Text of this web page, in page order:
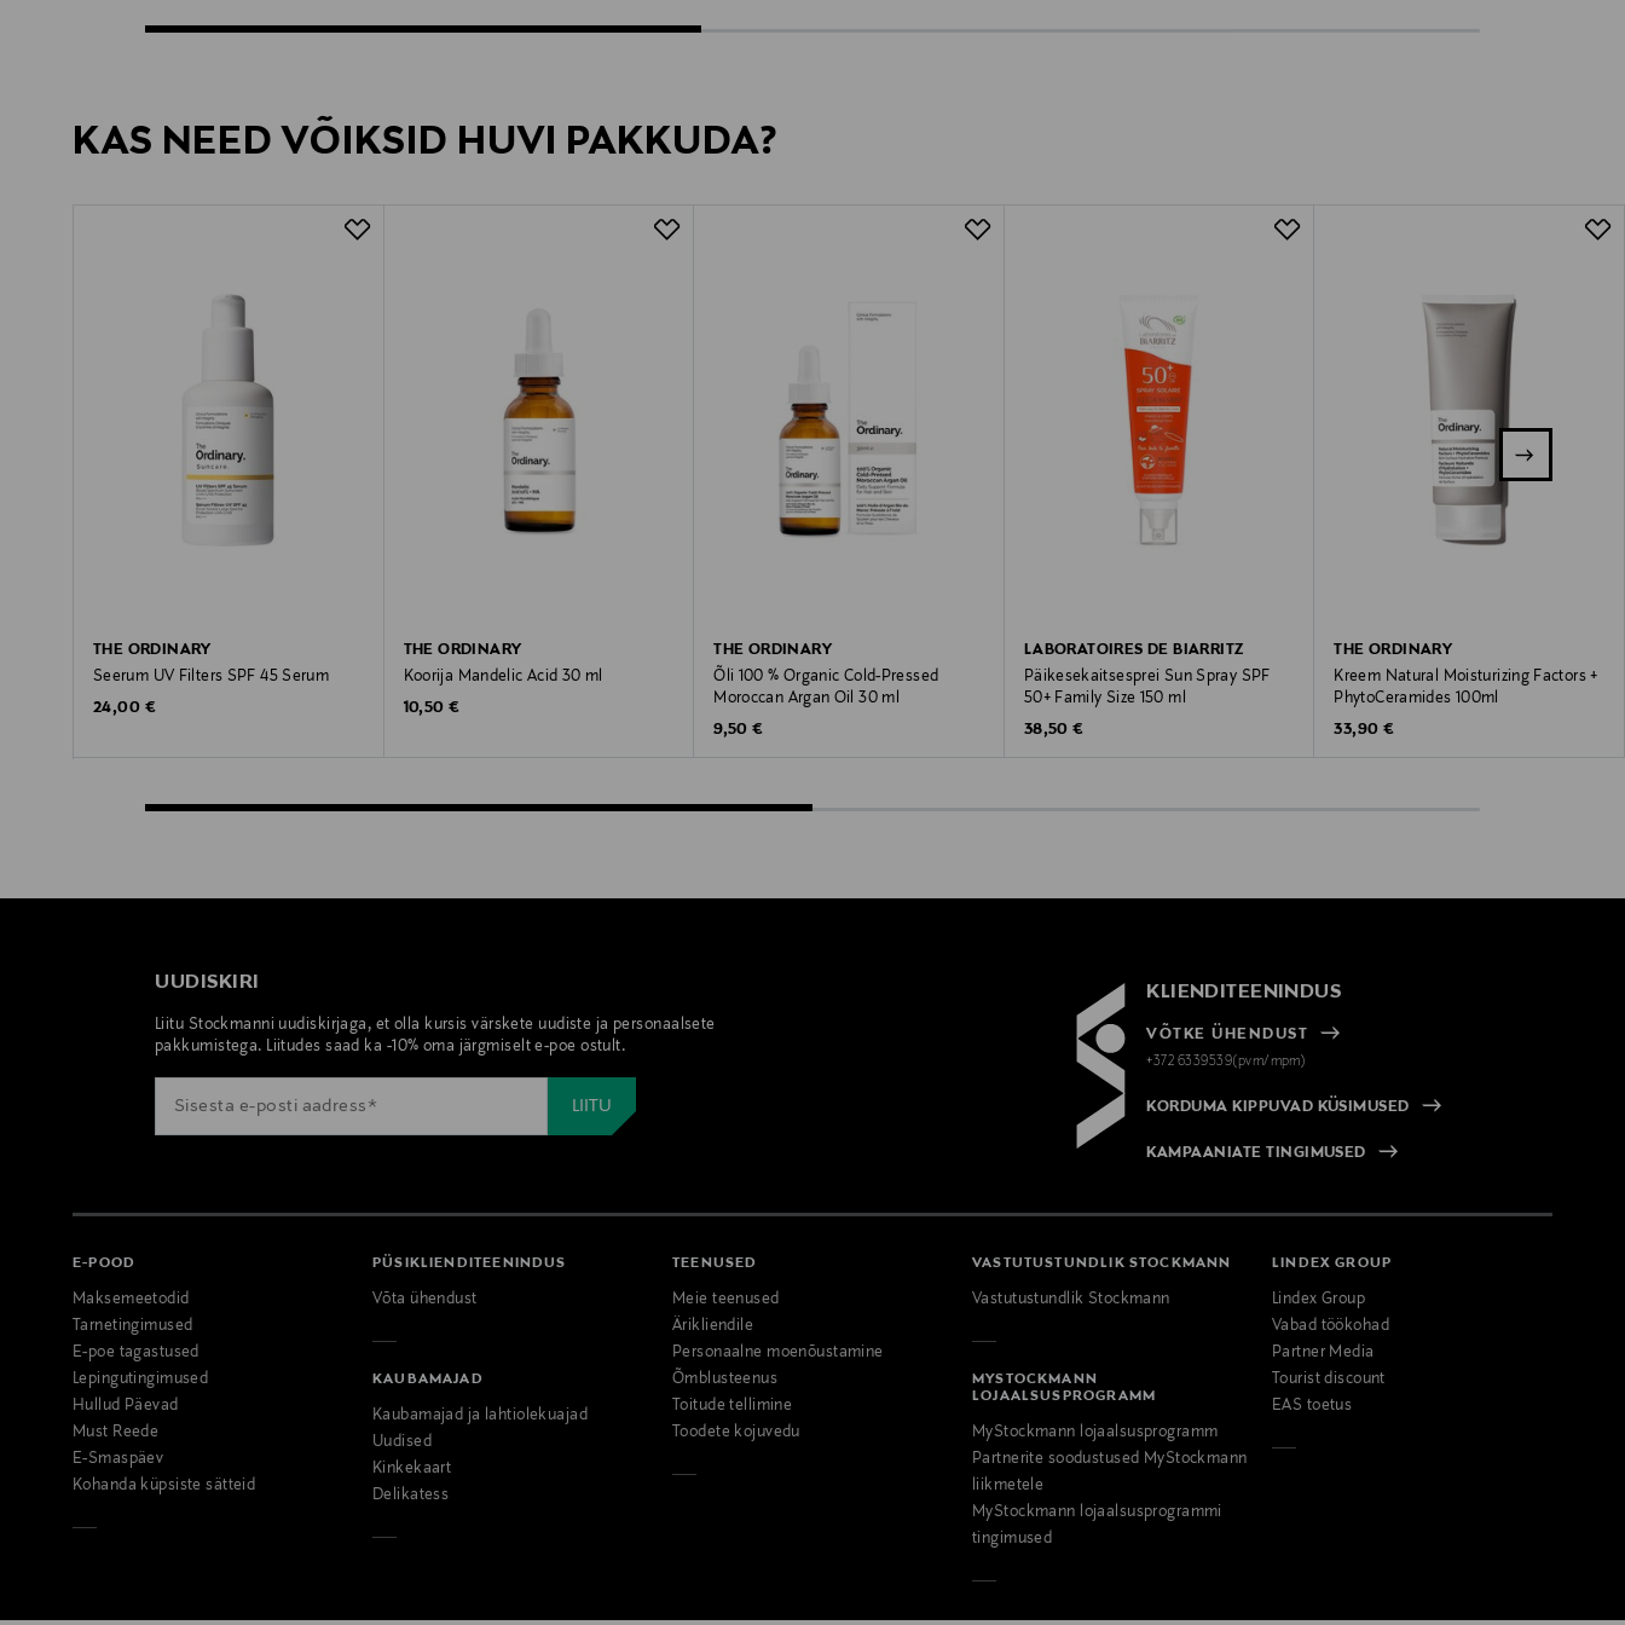
KAS NEED VÕIKSID HUVI PAKKUDA?
THE ORDINARY
Seerum UV Filters SPF 45 Serum
Original Price
24,00 €
THE ORDINARY
Koorija Mandelic Acid 30 ml
Original Price
10,50 €
THE ORDINARY
Õli 100 % Organic Cold-Pressed
Moroccan Argan Oil 30 ml
Original Price
9,50 €
LABORATOIRES DE BIARRITZ
Päikesekaitsesprei Sun Spray SPF
50+ Family Size 150 ml
Original Price
38,50 €
THE ORDINARY
Kreem Natural Moisturizing Factors +
PhytoCeramides 100ml
Original Price
33,90 €
UUDISKIRI
Liitu Stockmanni uudiskirjaga, et olla kursis värskete uudiste ja personaalsete
pakkumistega. Liitudes saad ka -10% oma järgmiselt e-poe ostult.
KLIENDITEENINDUS
VÕTKE ÜHENDUST
+372 6339539(pvm/mpm)
KORDUMA KIPPUVAD KÜSIMUSED
KAMPAANIATE TINGIMUSED
E-POOD
Maksemeetodid
Tarnetingimused
E-poe tagastused
Lepingutingimused
Hullud Päevad
Must Reede
E-Smaspäev
Kohanda küpsiste sätteid
PÜSIKLIENDITEENINDUS
Võta ühendust
KAUBAMAJAD
Kaubamajad ja lahtiolekuajad
Uudised
Kinkekaart
Delikatess
TEENUSED
Meie teenused
Ärikliendile
Personaalne moenõustamine
Õmblusteenus
Toitude tellimine
Toodete kojuvedu
VASTUTUSTUNDLIK STOCKMANN
Vastutustundlik Stockmann
MYSTOCKMANN
LOJAALSUSPROGRAMM
MyStockmann lojaalsusprogramm
Partnerite soodustused MyStockmann
liikmetele
MyStockmann lojaalsusprogrammi
tingimused
LINDEX GROUP
Lindex Group
Vabad töökohad
Partner Media
Tourist discount
EAS toetus